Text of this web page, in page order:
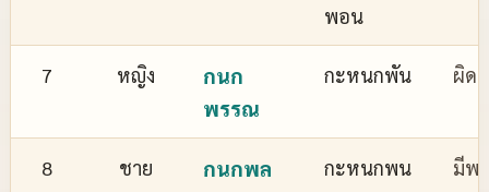
พอน
7 หญิง
กนก
พรรณ
กะหนกพัน ผิด
8 ชาย กนกพล กะหนกพน มีพ